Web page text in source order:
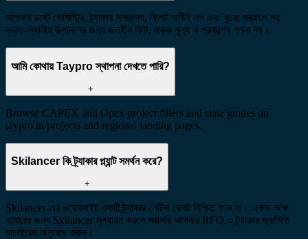
আপনার ডাস্ট কেমিস্ট্রি, ট্র্যাকার সামঞ্জস্য, ফ্লিট অডিট লগ এবং খুচরা যন্ত্রাংশ সহ
ভারত-স্থানীয় উত্পাদনের জন্য জলহীন ফিট, একক মূল্য বা প্রকল্পের গণনা নয়।
আমি কোথায় Taypro স্থাপনা দেখতে পারি?
+
Browse CAPEX and Opex project filters and state guides on
taypro.in/projects and regional landing pages.
Skilancer কি ট্র্যাকার প্ল্যান্ট সমর্থন করে?
+
Skilancer-এর ওয়েবসাইট একটি ট্র্যাকার-নেটিভ রোবট নিশ্চিত করে না। একক-অক্ষ
খামারের জন্য Skilancer মূল্যায়ন করলে সরাসরি আপনার RFQ এ ট্র্যাকার জ্যামিতি
যাচাইয়ের অনুরোধ করুন।